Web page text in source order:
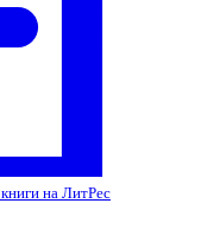
книги на ЛитРес